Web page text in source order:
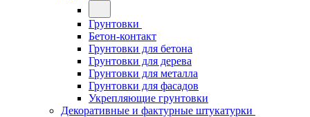
Грунтовки
Бетон-контакт
Грунтовки для бетона
Грунтовки для дерева
Грунтовки для металла
Грунтовки для фасадов
Укрепляющие грунтовки
Декоративные и фактурные штукатурки